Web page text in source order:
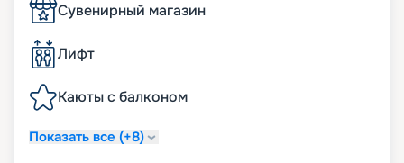
Сувенирный магазин
Лифт
Каюты с балконом
Показать все (+8)